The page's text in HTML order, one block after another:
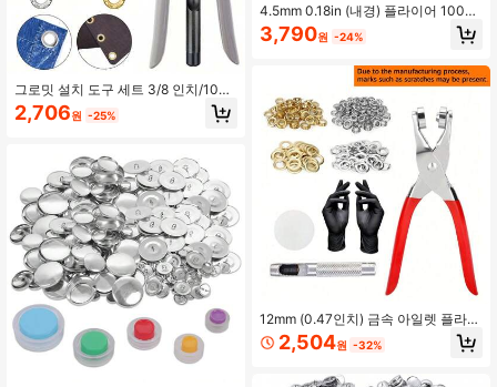
그로밋 설치 도구 세트 3/8 인치/10m
m 그로밋 키트 그로밋 펀칭 도구 타포
린, 직물, 배너, 캔버스, 가죽, 텐트, 비
2,706원 -25%
4.5mm 0.18in (내경) 플라이어 100개
실버/골드 아일렛 + 펀치 / 플라이어 2
00개 아일렛 + 펀치, 가죽 벨트, 신발,
3,790원 -24%
12mm (0.47인치) 금속 아일렛 플라이
어 세트 - 가방, 가죽 제품, 신발, 모자,
텐트 및 광고 배너에 적합
2,504원 -32%